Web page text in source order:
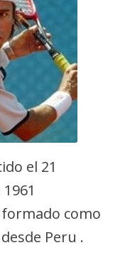
el 21
como
Peru .